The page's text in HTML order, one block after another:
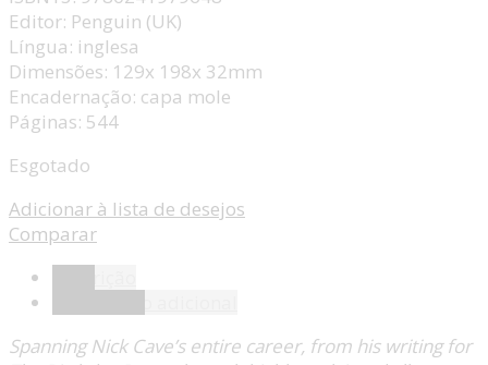
Editor: Penguin (UK)
Língua: inglesa
Dimensões: 129x 198x 32mm
Encadernação: capa mole
Páginas: 544
Esgotado
Adicionar à lista de desejos
Comparar
Spanning Nick Cave’s entire career, from his writing for